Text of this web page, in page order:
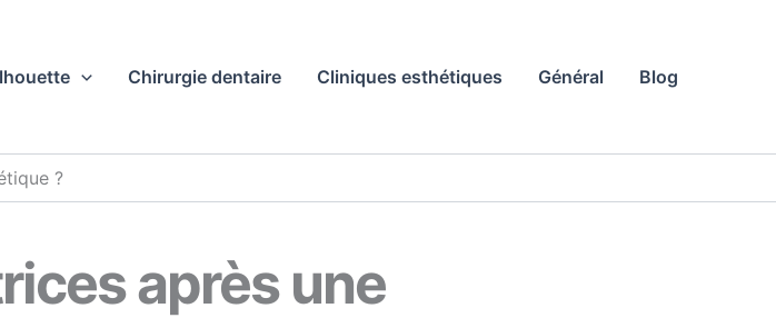
Chirurgie dentaire Cliniques esthétiques Général Blog
?
après une